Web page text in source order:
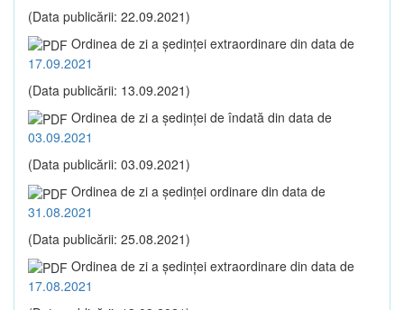
(Data publicării: 22.09.2021)
Ordinea de zi a şedinţei extraordinare din data de
17.09.2021
(Data publicării: 13.09.2021)
Ordinea de zi a şedinţei de îndată din data de
03.09.2021
(Data publicării: 03.09.2021)
Ordinea de zi a şedinţei ordinare din data de
31.08.2021
(Data publicării: 25.08.2021)
Ordinea de zi a şedinţei extraordinare din data de
17.08.2021